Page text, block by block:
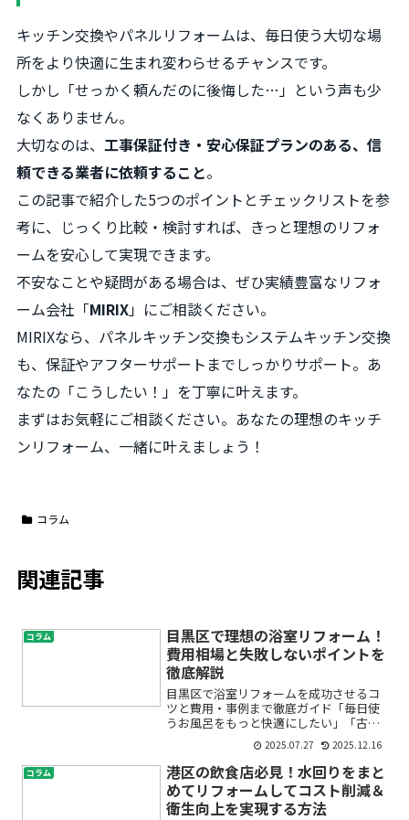
キッチン交換やパネルリフォームは、毎日使う大切な場
所をより快適に生まれ変わらせるチャンスです。
しかし「せっかく頼んだのに後悔した…」という声も少
なくありません。
大切なのは、 工事保証付き・安心保証プランのある、信
頼できる業者に依頼すること。
この記事で紹介した5つのポイントとチェックリストを参
考に、じっくり比較・検討すれば、きっと理想のリフォ
ームを安心して実現できます。
不安なことや疑問がある場合は、ぜひ実績豊富なリフォ
ーム会社「MIRIX」にご相談ください。
MIRIXなら、パネルキッチン交換もシステムキッチン交換
も、保証やアフターサポートまでしっかりサポート。あ
なたの「こうしたい！」を丁寧に叶えます。
まずはお気軽にご相談ください。あなたの理想のキッチ
ンリフォーム、一緒に叶えましょう！
コラム
関連記事
コラム
目黒区で理想の浴室リフォーム！
費用相場と失敗しないポイントを
徹底解説
目黒区で浴室リフォームを成功させるコ
ツと費用・事例まで徹底ガイド「毎日使
うお風呂をもっと快適にしたい」「古い
浴室のカビや寒さが気になる」「バリア
フリー仕様にしたいけど、費用や進め方
がわからなくて不安」――目黒区で浴室リフ
ォームを考えている方...
2025.07.27 2025.12.16
コラム
港区の飲食店必見！水回りをまと
めてリフォームしてコスト削減＆
衛生向上を実現する方法